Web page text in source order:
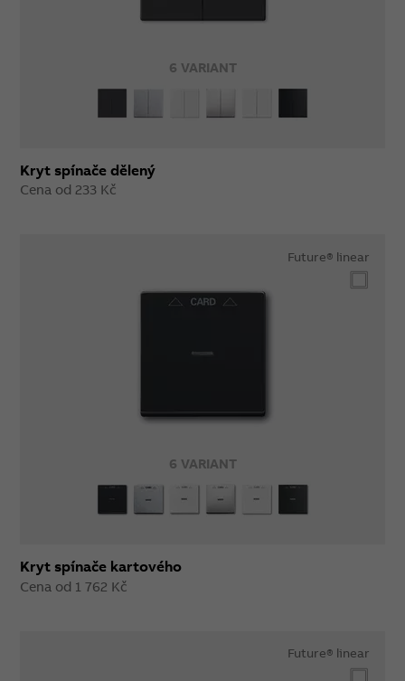
6 VARIANT
Kryt spínače dělený
Cena od 233 Kč
6 VARIANT
Future® linear
Kryt spínače kartového
Cena od 1 762 Kč
Future® linear